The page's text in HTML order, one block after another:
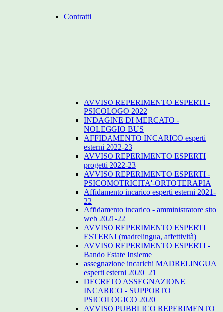
Contratti
AVVISO REPERIMENTO ESPERTI -
PSICOLOGO 2022
INDAGINE DI MERCATO -
NOLEGGIO BUS
AFFIDAMENTO INCARICO esperti
esterni 2022-23
AVVISO REPERIMENTO ESPERTI
progetti 2022-23
AVVISO REPERIMENTO ESPERTI -
PSICOMOTRICITA'-ORTOTERAPIA
Affidamento incarico esperti esterni 2021-
22
Affidamento incarico - amministratore sito
web 2021-22
AVVISO REPERIMENTO ESPERTI
ESTERNI (madrelingua, affettività)
AVVISO REPERIMENTO ESPERTI -
Bando Estate Insieme
assegnazione incarichi MADRELINGUA
esperti esterni 2020_21
DECRETO ASSEGNAZIONE
INCARICO - SUPPORTO
PSICOLOGICO 2020
AVVISO PUBBLICO REPERIMENTO